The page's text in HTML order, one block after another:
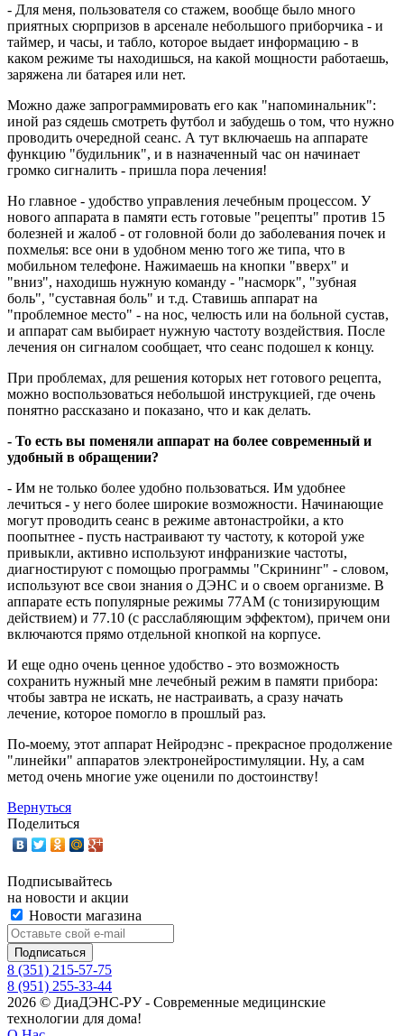
- Для меня, пользователя со стажем, вообще было много
приятных сюрпризов в арсенале небольшого приборчика - и
таймер, и часы, и табло, которое выдает информацию - в
каком режиме ты находишься, на какой мощности работаешь,
заряжена ли батарея или нет.
Можно даже запрограммировать его как "напоминальник":
иной раз сядешь смотреть футбол и забудешь о том, что нужно
проводить очередной сеанс. А тут включаешь на аппарате
функцию "будильник", и в назначенный час он начинает
громко сигналить - пришла пора лечения!
Но главное - удобство управления лечебным процессом. У
нового аппарата в памяти есть готовые "рецепты" против 15
болезней и жалоб - от головной боли до заболевания почек и
похмелья: все они в удобном меню того же типа, что в
мобильном телефоне. Нажимаешь на кнопки "вверх" и
"вниз", находишь нужную команду - "насморк", "зубная
боль", "суставная боль" и т.д. Ставишь аппарат на
"проблемное место" - на нос, челюсть или на больной сустав,
и аппарат сам выбирает нужную частоту воздействия. После
лечения он сигналом сообщает, что сеанс подошел к концу.
При проблемах, для решения которых нет готового рецепта,
можно воспользоваться небольшой инструкцией, где очень
понятно рассказано и показано, что и как делать.
- То есть вы поменяли аппарат на более современный и
удобный в обращении?
- Им не только более удобно пользоваться. Им удобнее
лечиться - у него более широкие возможности. Начинающие
могут проводить сеанс в режиме автонастройки, а кто
поопытнее - пусть настраивают ту частоту, к которой уже
привыкли, активно используют инфранизкие частоты,
диагностируют с помощью программы "Скрининг" - словом,
используют все свои знания о ДЭНС и о своем организме. В
аппарате есть популярные режимы 77АМ (с тонизирующим
действием) и 77.10 (с расслабляющим эффектом), причем они
включаются прямо отдельной кнопкой на корпусе.
И еще одно очень ценное удобство - это возможность
сохранить нужный мне лечебный режим в памяти прибора:
чтобы завтра не искать, не настраивать, а сразу начать
лечение, которое помогло в прошлый раз.
По-моему, этот аппарат Нейродэнс - прекрасное продолжение
"линейки" аппаратов электронейростимуляции. Ну, а сам
метод очень многие уже оценили по достоинству!
Вернуться
Поделиться
Подписывайтесь
на новости и акции
Новости магазина
8 (351) 215-57-75
8 (951) 255-33-44
2026 © ДиаДЭНС-РУ - Современные медицинские
технологии для дома!